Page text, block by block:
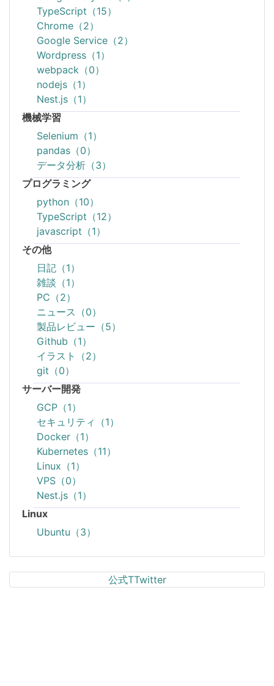
TypeScript（15）
Chrome（2）
Google Service（2）
Wordpress（1）
webpack（0）
nodejs（1）
Nest.js（1）
機械学習
Selenium（1）
pandas（0）
データ分析（3）
プログラミング
python（10）
TypeScript（12）
javascript（1）
その他
日記（1）
雑談（1）
PC（2）
ニュース（0）
製品レビュー（5）
Github（1）
イラスト（2）
git（0）
サーバー開発
GCP（1）
セキュリティ（1）
Docker（1）
Kubernetes（11）
Linux（1）
VPS（0）
Nest.js（1）
Linux
Ubuntu（3）
公式TTwitter